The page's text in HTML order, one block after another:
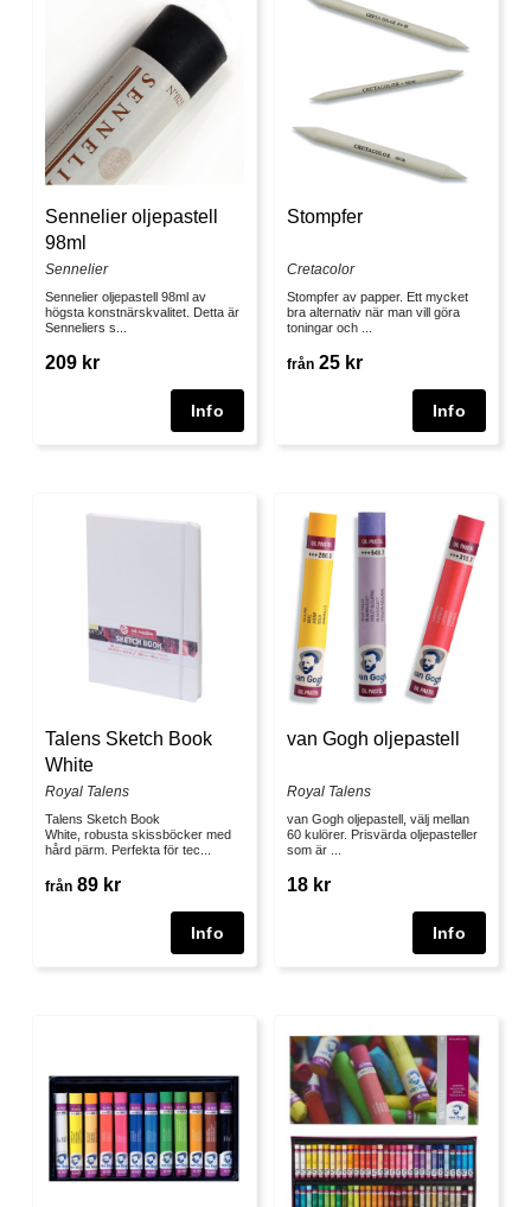
Sennelier oljepastell
98ml
Sennelier
Sennelier oljepastell 98ml av
högsta konstnärskvalitet. Detta är
Senneliers s...
209 kr
Stompfer
Cretacolor
Stompfer av papper. Ett mycket
bra alternativ när man vill göra
toningar och ...
från 25 kr
Talens Sketch Book
White
Royal Talens
Talens Sketch Book
White, robusta skissböcker med
hård pärm. Perfekta för tec...
från 89 kr
van Gogh oljepastell
Royal Talens
van Gogh oljepastell, välj mellan
60 kulörer. Prisvärda oljepasteller
som är ...
18 kr